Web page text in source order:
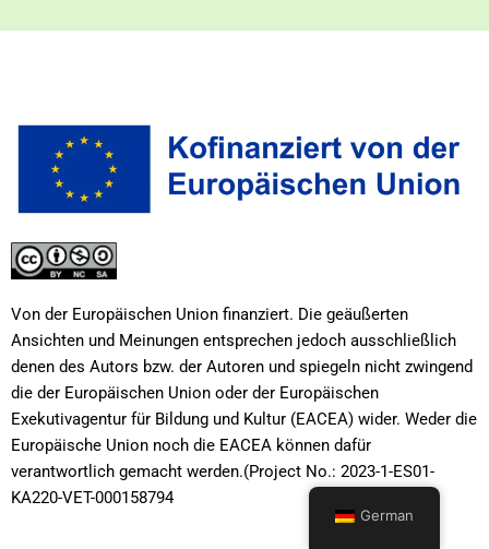
Von der Europäischen Union finanziert. Die geäußerten
Ansichten und Meinungen entsprechen jedoch ausschließlich
denen des Autors bzw. der Autoren und spiegeln nicht zwingend
die der Europäischen Union oder der Europäischen
Exekutivagentur für Bildung und Kultur (EACEA) wider. Weder die
Europäische Union noch die EACEA können dafür
verantwortlich gemacht werden.(Project No.: 2023-1-ES01-
KA220-VET-000158794
German